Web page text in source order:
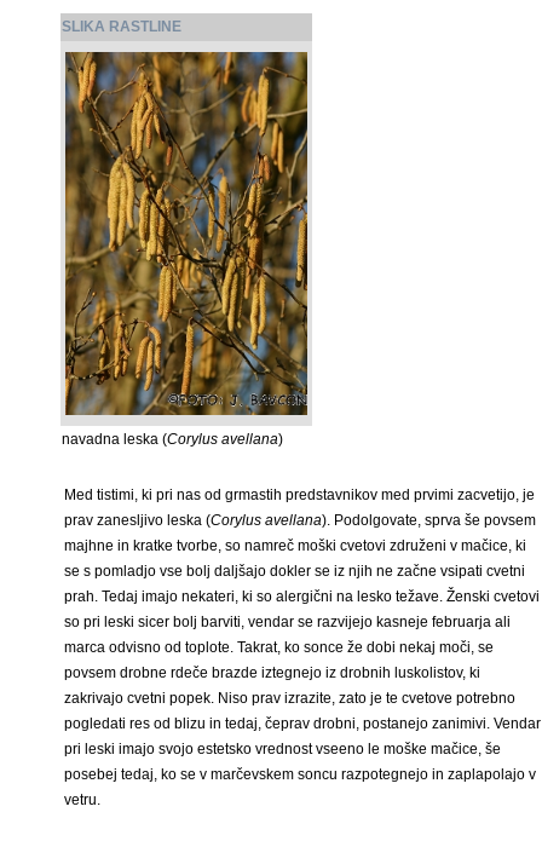
SLIKA RASTLINE
navadna leska (Corylus avellana)
Med tistimi, ki pri nas od grmastih predstavnikov med prvimi zacvetijo, je
prav zanesljivo leska (Corylus avellana). Podolgovate, sprva še povsem
majhne in kratke tvorbe, so namreč moški cvetovi združeni v mačice, ki
se s pomladjo vse bolj daljšajo dokler se iz njih ne začne vsipati cvetni
prah. Tedaj imajo nekateri, ki so alergični na lesko težave. Ženski cvetovi
so pri leski sicer bolj barviti, vendar se razvijejo kasneje februarja ali
marca odvisno od toplote. Takrat, ko sonce že dobi nekaj moči, se
povsem drobne rdeče brazde iztegnejo iz drobnih luskolistov, ki
zakrivajo cvetni popek. Niso prav izrazite, zato je te cvetove potrebno
pogledati res od blizu in tedaj, čeprav drobni, postanejo zanimivi. Vendar
pri leski imajo svojo estetsko vrednost vseeno le moške mačice, še
posebej tedaj, ko se v marčevskem soncu razpotegnejo in zaplapolajo v
vetru.